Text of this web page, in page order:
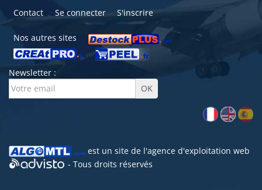
Contact Se connecter S'inscrire
Nos autres sites
Newsletter :
est un site de l'agence d'exploitation web
- Tous droits réservés